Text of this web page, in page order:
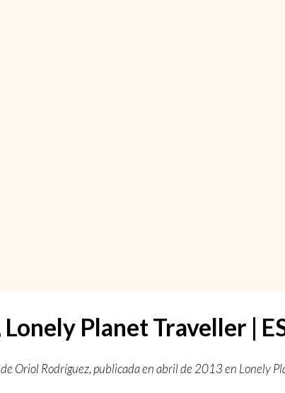
Planet Traveller |
Oriol Rodríguez, publicada en abril de 2013 en Lonely